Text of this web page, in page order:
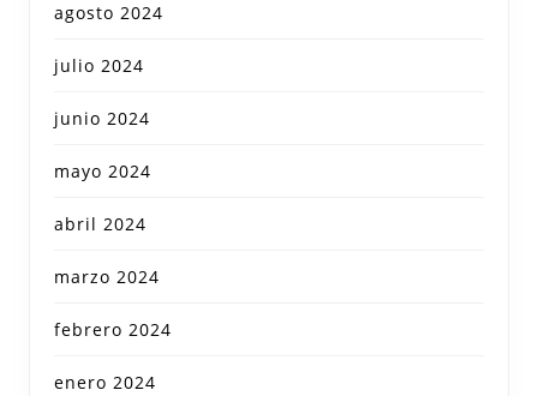
agosto 2024
julio 2024
junio 2024
mayo 2024
abril 2024
marzo 2024
febrero 2024
enero 2024